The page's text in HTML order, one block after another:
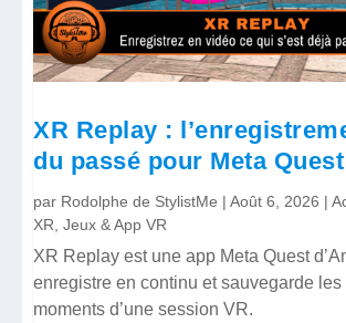
XR Replay :
du passé pour Meta Quest
par Rodolphe de StylistMe |Août 6, 2026 |
XR,Jeux & App VR
XR Replay est une app Meta Quest
enregistre en continu et sauvegarde
moments d’une session VR.